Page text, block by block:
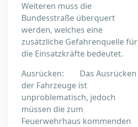
Weiteren muss die
Bundesstraße überquert
werden, welches eine
zusätzliche Gefahrenquelle für
die Einsatzkräfte bedeutet.
Ausrücken: Das Ausrücken
der Fahrzeuge ist
unproblematisch, jedoch
müssen die zum
Feuerwehrhaus kommenden